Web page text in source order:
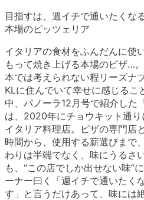
目指すは、週イチで通いたくな
本場のピッツェリア
イタリアの食材をふんだんに使
もって焼き上げる本場のピザ…
本では考えられない程リーズナ
KLに住んでいて幸せに感じるこ
中、パノーラ12月号で紹介した
は、2020年にチョウキット通
イタリア料理店。ピザの専門店
時間から、使用する薪選びまで
わりは半端でなく、味にうるさ
も、“この店でしか出せない味”
ーナー曰く「週イチで通いたく
す」と言うだけあって、味には